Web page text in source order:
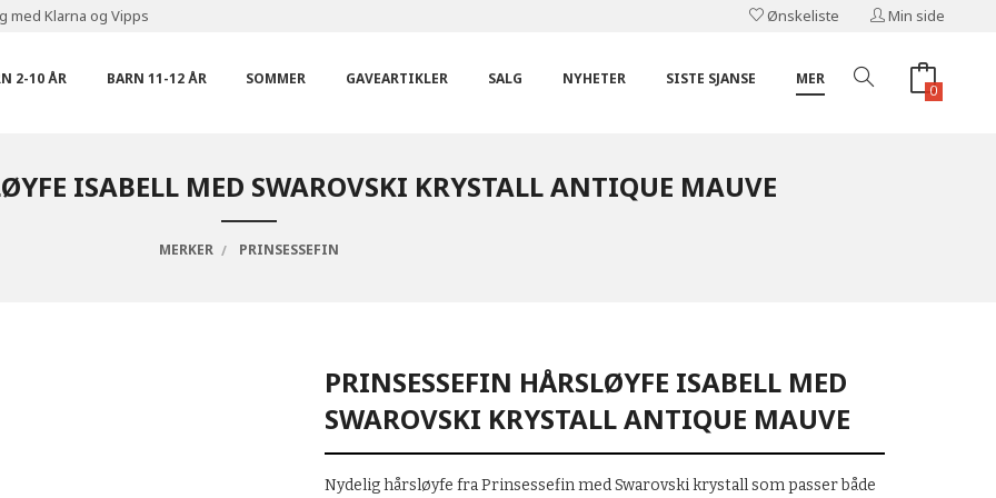
med Klarna og Vipps Ønskeliste Min side
2-10 ÅR BARN 11-12 ÅR SOMMER GAVEARTIKLER SALG NYHETER SISTE SJANSE MER
0
ISABELL MED SWAROVSKI KRYSTALL ANTIQUE MAUVE
MERKER PRINSESSEFIN
PRINSESSEFIN HÅRSLØYFE ISABELL MED
SWAROVSKI KRYSTALL ANTIQUE MAUVE
Nydelig hårsløyfe fra Prinsessefin med Swarovski krystall som passer både